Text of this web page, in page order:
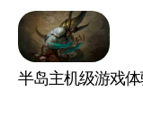
半岛主机级游戏